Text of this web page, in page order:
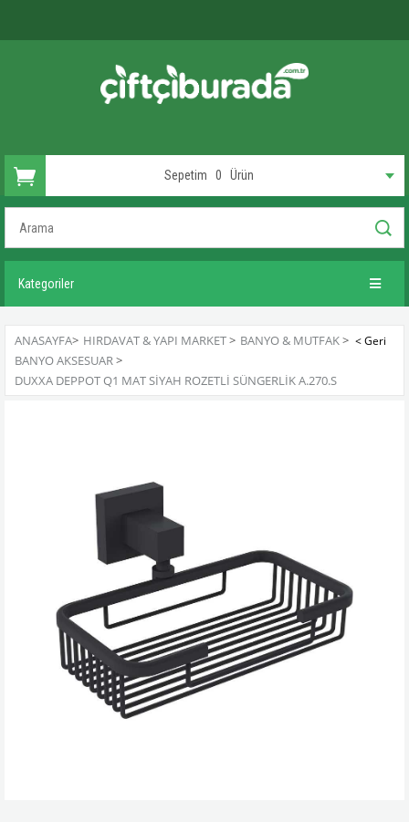
Sepetim 0 Ürün
Kategoriler
ANASAYFA> HIRDAVAT & YAPI MARKET> BANYO & MUTFAK>
BANYO AKSESUAR>
DUXXA DEPPOT Q1 MAT SIYAH ROZETLI SÜNGERLIK A.270.S